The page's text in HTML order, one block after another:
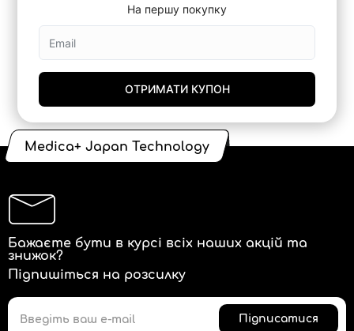
На першу покупку
ОТРИМАТИ КУПОН
Medica+ Japan Technology
Бажаєте бути в курсі всіх наших акцій та
знижок?
Підпишіться на розсилку
Підписатися